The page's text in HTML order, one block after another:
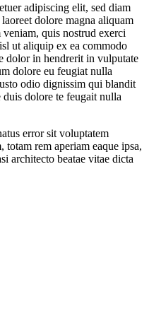
adipiscing elit, sed diam
dolore magna aliquam
quis nostrud exerci
ut aliquip ex ea commodo
dolor in hendrerit in vulputate
dolore eu feugiat nulla
odio dignissim qui blandit
dolore te feugait nulla
error sit voluptatem
rem aperiam eaque ipsa,
architecto beatae vitae dicta